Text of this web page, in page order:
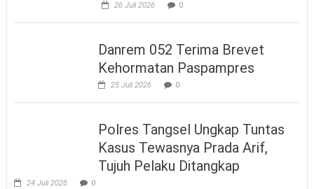
26 Juli 2026 0
Danrem 052 Terima Brevet
Kehormatan Paspampres
25 Juli 2026 0
Polres Tangsel Ungkap Tuntas
Kasus Tewasnya Prada Arif,
Tujuh Pelaku Ditangkap
24 Juli 2026 0